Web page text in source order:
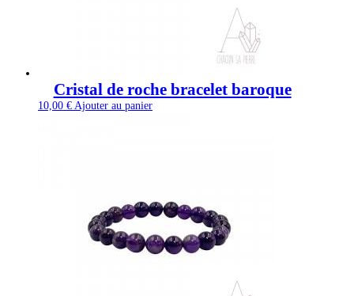
Cristal de roche bracelet baroque
10,00 € Ajouter au panier